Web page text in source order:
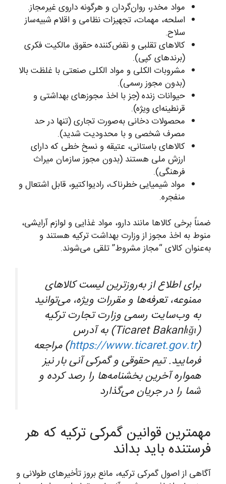
مواد مخدر، روان‌گردان و هرگونه داروی غیرمجاز.
اسلحه، مهمات، تجهیزات نظامی و اقلام شبیه‌ساز
سلاح.
کالاهای تقلبی و نقض‌کننده حقوق مالکیت فکری
(برندهای کپی).
مشروبات الکلی و مواد الکلی صنعتی با غلظت بالا
(بدون مجوز رسمی).
حیوانات زنده (جز با اخذ مجوزهای بهداشتی و
قرنطینه‌ای ویژه).
محصولات دخانی به‌صورت تجاری (تنها در حد
مصرف شخصی و با محدودیت شدید).
کالاهای باستانی، عتیقه و نسخ خطی که دارای
ارزش ملی هستند (بدون مجوز سازمان میراث
فرهنگی).
مواد شیمیایی خطرناک، رادیواکتیو، قابل اشتعال و
منفجره.
ضمناً برخی کالاها مانند دارو، مواد غذایی و لوازم آرایشی،
منوط به اخذ مجوز از وزارت بهداشت ترکیه هستند و
به‌عنوان کالای “مجاز مشروط” تلقی می‌شوند.
برای اطلاع از به‌روزترین لیست کالاهای
ممنوعه، تعرفه‌ها و مقررات ویژه، می‌توانید
به وب‌سایت رسمی وزارت تجارت ترکیه
(Ticaret Bakanlığı) به آدرس
(
https://www.ticaret.gov.tr) مراجعه
فرمایید. تیم حقوقی و گمرکی آنی بار نیز
همواره آخرین بخشنامه‌ها را رصد کرده و
شما را در جریان می‌گذارد
مهمترین قوانین گمرکی ترکیه که هر
فرستنده باید بداند
آگاهی از اصول گمرکی ترکیه، مانع بروز تأخیرهای طولانی و